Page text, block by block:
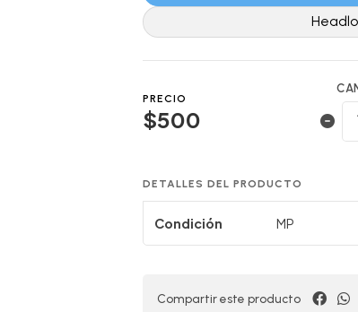
PRECIO
$500
DETALLES DEL PRODUCTO
Condición MP
Compartir este producto